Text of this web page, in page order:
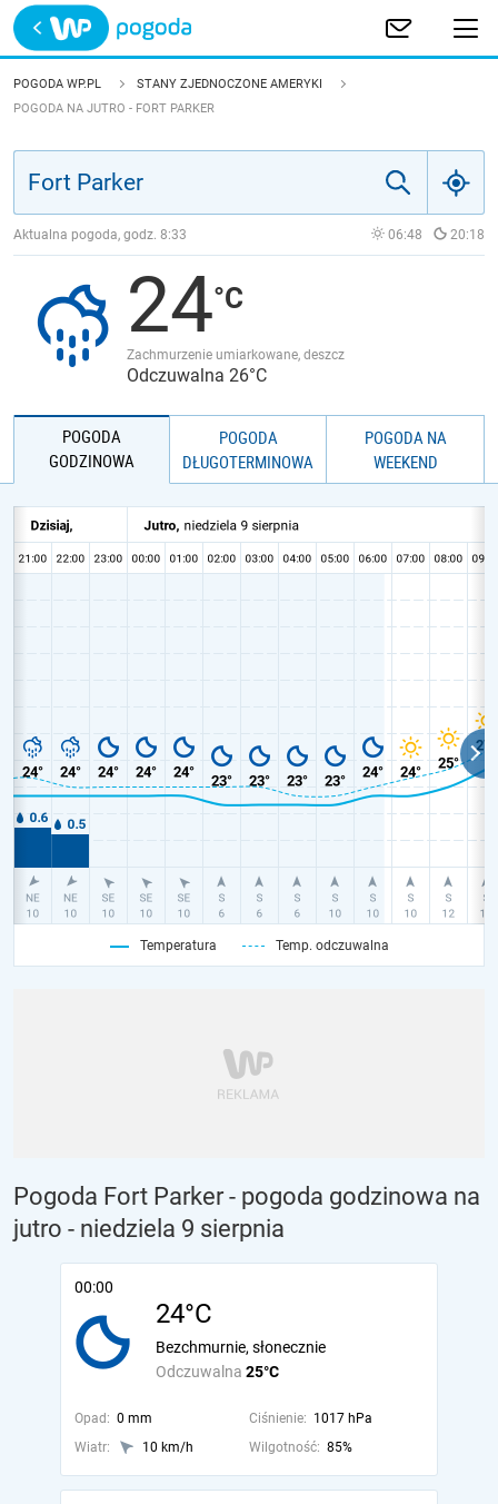
Trwa ładowanie
POLSKA
JAKOŚĆ POWIETRZA
POGODA WP.PL
STANY ZJEDNOCZONE AMERYKI
POGODA NA JUTRO - FORT PARKER
Aktualna pogoda, godz. 8:33 06:48 20:18
24
Zachmurzenie umiarkowane, deszcz
Odczuwalna 26°C
POGODA
GODZINOWA
POGODA
DŁUGOTERMINOWA
POGODA NA
WEEKEND
Temperatura Temp. odczuwalna
Pogoda Fort Parker - pogoda godzinowa na
jutro - niedziela 9 sierpnia
00:00
24°C
Odczuwalna 25°C
Bezchmurnie, słonecznie
Opad: 0 mm Ciśnienie: 1017 hPa
Wiatr:
10 km/h Wilgotność: 85%